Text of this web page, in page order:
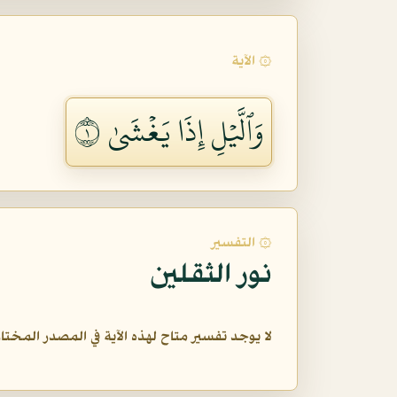
۞ الآية
وَٱلَّيۡلِ إِذَا يَغۡشَىٰ ١
۞ التفسير
نور الثقلين
لا يوجد تفسير متاح لهذه الآية في المصدر